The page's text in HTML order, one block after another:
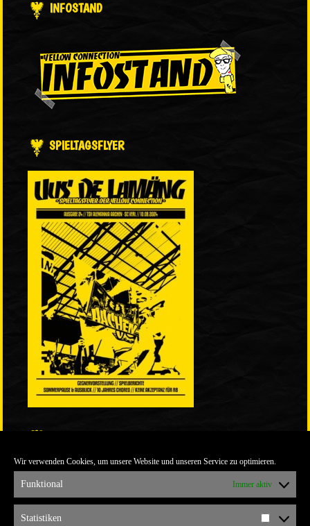
Wir verwenden Cookies, um unsere Website und unseren Service zu optimieren.
Funktional Immer aktiv
Statistiken
INFOSTAND
SPIELTAGSFLYER
ULTRABLOG DER YELLOW CONNECTION
ALEMANNIA VERKAUFT MAN NICHT
ARCHIV